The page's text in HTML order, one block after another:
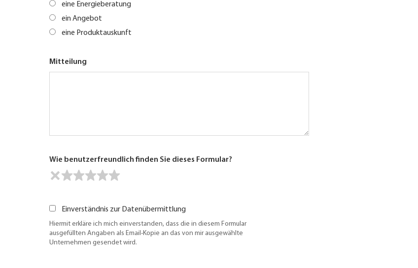
eine Energieberatung
ein Angebot
eine Produktauskunft
Mitteilung
Wie benutzerfreundlich finden Sie dieses Formular?
Einverständnis zur Datenübermittlung
Hiermit erkläre ich mich einverstanden, dass die in diesem Formular
ausgefüllten Angaben als Email-Kopie an das von mir ausgewählte
Unternehmen gesendet wird.